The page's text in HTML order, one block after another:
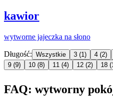
kawior
wytworne jajeczka na słono
Długość: Wszystkie 3 (1) 4 (2)
9 (9) 10 (8) 11 (4) 12 (2) 18
FAQ: wytworny